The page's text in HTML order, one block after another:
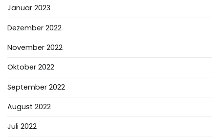
Januar 2023
Dezember 2022
November 2022
Oktober 2022
September 2022
August 2022
Juli 2022